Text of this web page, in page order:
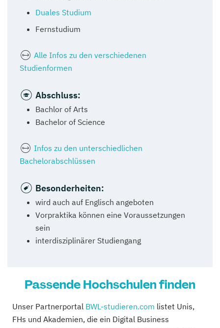
Duales Studium
Fernstudium
Alle Infos zu den verschiedenen
Studienformen
Abschluss:
Bachlor of Arts
Bachelor of Science
Infos zu den unterschiedlichen
Bachelorabschlüssen
Besonderheiten:
wird auch auf Englisch angeboten
Vorpraktika können eine Voraussetzungen
sein
interdisziplinärer Studiengang
Passende Hochschulen finden
Unser Partnerportal BWL-studieren.com listet Unis,
FHs und Akademien, die ein Digital Business